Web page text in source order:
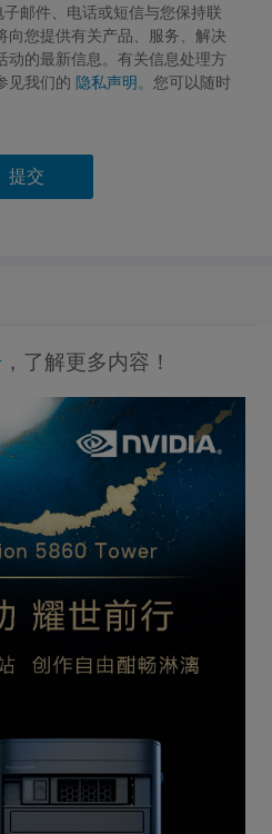
子邮件、电话或短信与您保持联
向您提供有关产品、服务、解决
动的最新信息。有关信息处理方
见我们的 隐私声明 。您可以随时
提交
，了解更多内容！